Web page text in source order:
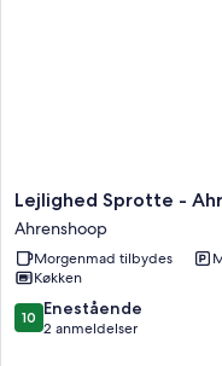
Lejlighed
Sprotte
-
Ahrenshoop
rygerhus
Ahrenshoop
Lejlighed Sprotte -
Ahrenshoop
Morgenmad tilbydes
Køkken
10.0
ud
10 Enestående
2 anmeldelser